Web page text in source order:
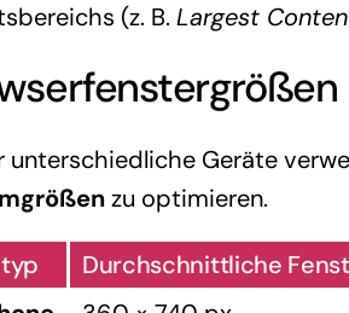
(z. B. Largest
unterschiedliche Geräte
zu optimieren.
Durchschnittliche